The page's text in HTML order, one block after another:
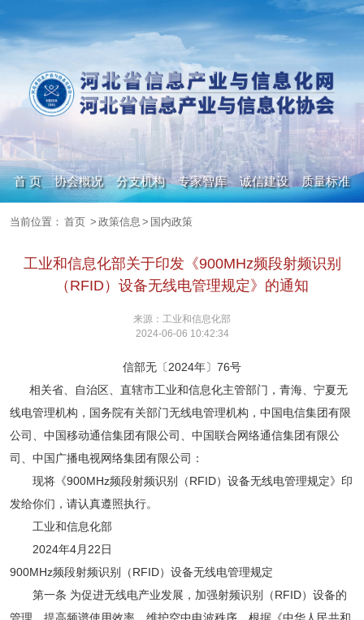
首 页 协会概况 分支机构 专家智库 诚信建设 质量标准
政策信息 人才集市 数字化转型
当前位置： 首页 > 政策信息 > 国内政策
工业和信息化部关于印发《900MHz频段射频识别
（RFID）设备无线电管理规定》的通知
来源：工业和信息化部
2024-06-06 10:42:34
信部无〔2024年〕76号
相关省、自治区、直辖市工业和信息化主管部门，青海、宁夏无
线电管理机构，国务院有关部门无线电管理机构，中国电信集团有限
公司、中国移动通信集团有限公司、中国联合网络通信集团有限公
司、中国广播电视网络集团有限公司：
现将《900MHz频段射频识别（RFID）设备无线电管理规定》印
发给你们，请认真遵照执行。
工业和信息化部
2024年4月22日
900MHz频段射频识别（RFID）设备无线电管理规定
第一条 为促进无线电产业发展，加强射频识别（RFID）设备的